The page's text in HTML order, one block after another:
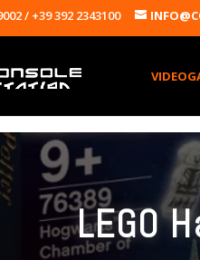
/ +39 392 2343100
LEGO